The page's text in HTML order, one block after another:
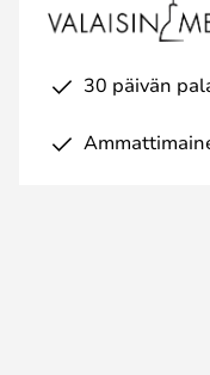
30 päivän